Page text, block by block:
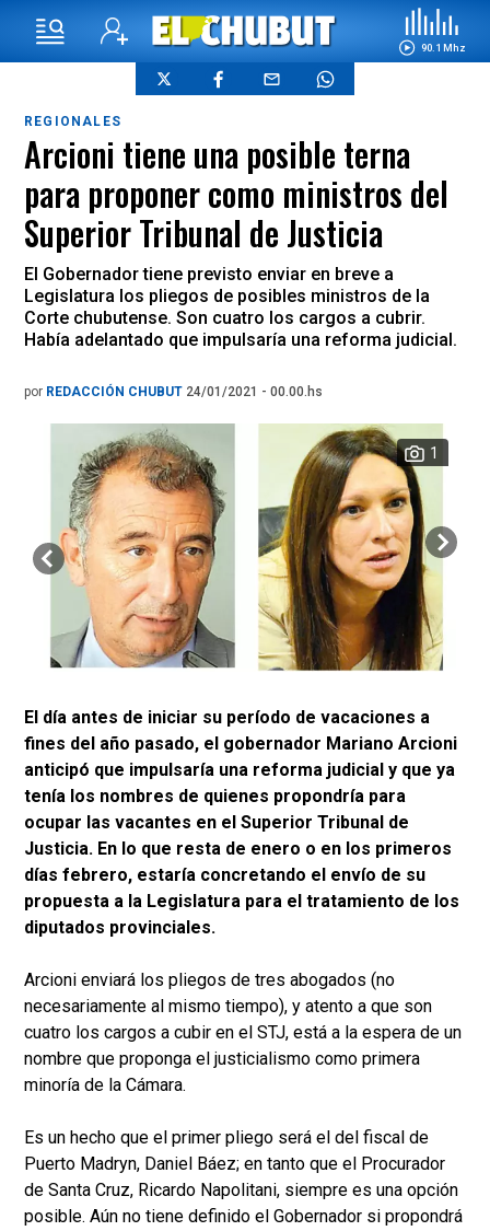
90.1 Mhz
REGIONALES
Arcioni tiene una posible terna
para proponer como ministros del
Superior Tribunal de Justicia
El Gobernador tiene previsto enviar en breve a
Legislatura los pliegos de posibles ministros de la
Corte chubutense. Son cuatro los cargos a cubrir.
Había adelantado que impulsaría una reforma judicial.
por REDACCIÓN CHUBUT 24/01/2021 - 00.00.hs
1
El día antes de iniciar su período de vacaciones a
fines del año pasado, el gobernador Mariano Arcioni
anticipó que impulsaría una reforma judicial y que ya
tenía los nombres de quienes propondría para
ocupar las vacantes en el Superior Tribunal de
Justicia. En lo que resta de enero o en los primeros
días febrero, estaría concretando el envío de su
propuesta a la Legislatura para el tratamiento de los
diputados provinciales.
Arcioni enviará los pliegos de tres abogados (no
necesariamente al mismo tiempo), y atento a que son
cuatro los cargos a cubir en el STJ, está a la espera de un
nombre que proponga el justicialismo como primera
minoría de la Cámara.
Es un hecho que el primer pliego será el del fiscal de
Puerto Madryn, Daniel Báez; en tanto que el Procurador
de Santa Cruz, Ricardo Napolitani, siempre es una opción
posible. Aún no tiene definido el Gobernador si propondrá